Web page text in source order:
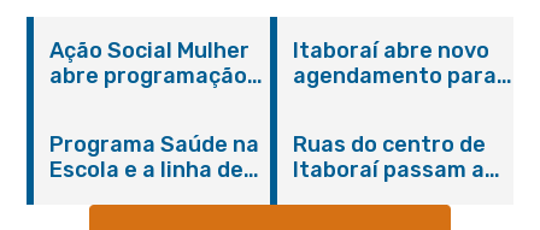
Ação Social Mulher
abre programação
serviços gratuitos e
orientações
Itaboraí abre novo
agendamento para
Programa Saúde na
Escola e a linha de
Ruas do centro de
Itaboraí passam a